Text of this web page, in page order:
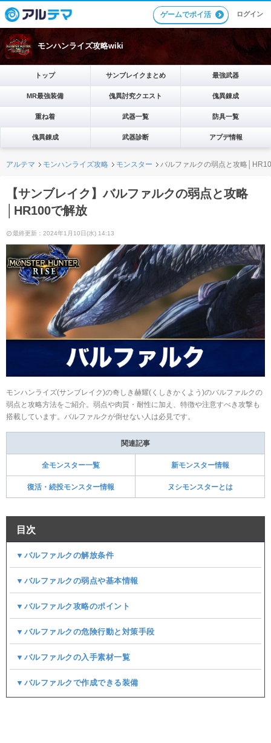
ゲームでポイ活 ログイン
モンハンライズ攻略wiki
トップ サンブレイクまとめ 最強武器
MR最強装備 傀異討究クエスト 傀異錬成
重ね着 武器一覧 防具一覧
傀異錬成 武器診断 アプデ情報
アルテマ モンハンライズ攻略 モンスター バルファルクの弱点と攻略
【サンブレイク】バルファルクの弱点と攻略
│HR100で解放
最終更新：2024年1月10日(水) 14:13
モンハンライズ(サンブレイク)の奇しき赫耀(くしきかくよう)のバルファルクの
弱点と攻略方法をご紹介。弱点や肉質・耐性に加え、特徴や注意すべき攻撃も
搭載しています。バルファルクが倒せない人は必見です。
関連記事
全モンスター一覧 新モンスター情報
復活・続投モンスター情報 ヌシモンスターとは
目次
▼バルファルクの解放条件
▼バルファルクの弱点や基本情報
▼バルファルク攻略のポイント
▼バルファルクの危険行動と対策手段
▼バルファルクの入手素材一覧
▼バルファルクで作成できる装備